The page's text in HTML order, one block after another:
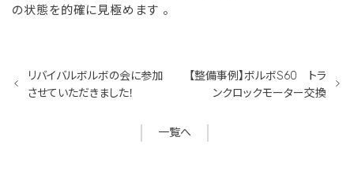
の状態を的確に見極めます 。
リバイバルボルボの会に参加
させていただきました！
一覧へ
【整備事例】ボルボS60 トラ
ンクロックモーター交換